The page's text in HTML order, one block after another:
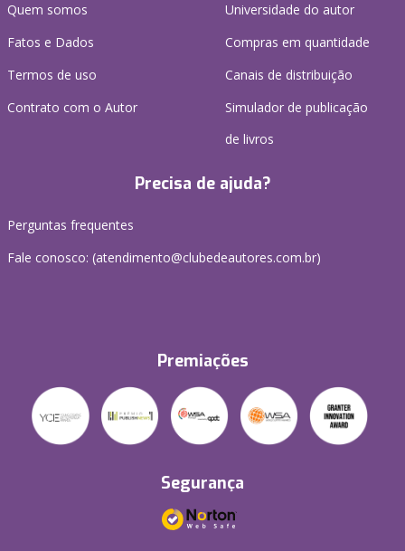
Quem somos
Fatos e Dados
Termos de uso
Contrato com o Autor
Universidade do autor
Compras em quantidade
Canais de distribuição
Simulador de publicação
de livros
Precisa de ajuda?
Perguntas frequentes
Fale conosco: (atendimento@clubedeautores.com.br)
Premiações
Segurança